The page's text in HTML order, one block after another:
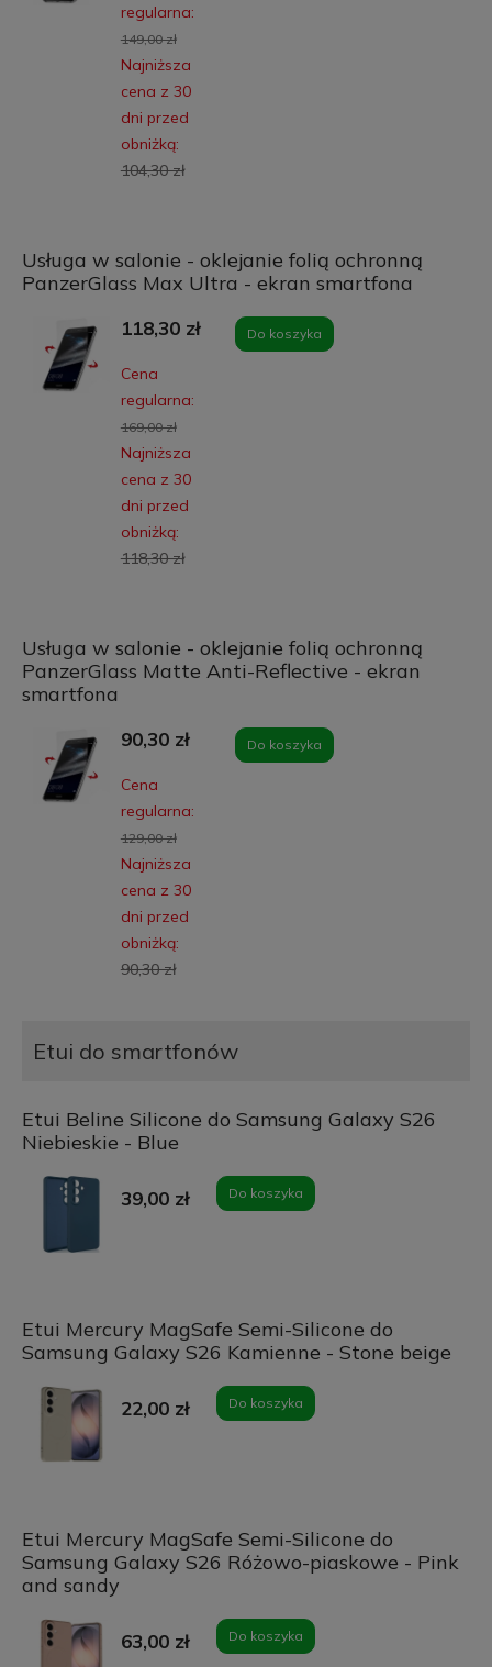
regularna:
149,00 zł
Najniższa
cena z 30
dni przed
obniżką:
104,30 zł
Usługa w salonie - oklejanie folią ochronną
PanzerGlass Max Ultra - ekran smartfona
118,30 zł
Cena
regularna:
169,00 zł
Najniższa
cena z 30
dni przed
obniżką:
118,30 zł
Do koszyka
Usługa w salonie - oklejanie folią ochronną
PanzerGlass Matte Anti-Reflective - ekran
smartfona
90,30 zł
Cena
regularna:
129,00 zł
Najniższa
cena z 30
dni przed
obniżką:
90,30 zł
Do koszyka
Etui do smartfonów
Etui Beline Silicone do Samsung Galaxy S26
Niebieskie - Blue
39,00 zł Do koszyka
Etui Mercury MagSafe Semi-Silicone do
Samsung Galaxy S26 Kamienne - Stone beige
22,00 zł Do koszyka
Etui Mercury MagSafe Semi-Silicone do
Samsung Galaxy S26 Różowo-piaskowe - Pink
and sandy
63,00 zł Do koszyka